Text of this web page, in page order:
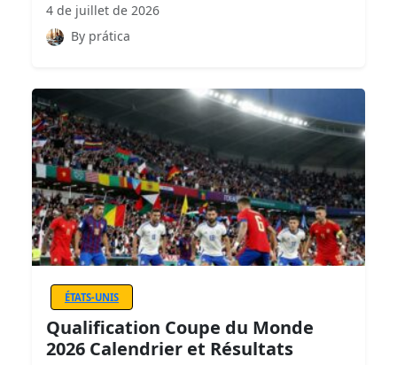
4 de juillet de 2026
By prática
ÉTATS-UNIS
Qualification Coupe du Monde
2026 Calendrier et Résultats